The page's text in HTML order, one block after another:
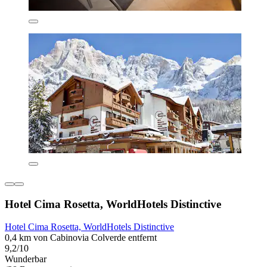
Hotel Cima Rosetta, WorldHotels Distinctive
Hotel Cima Rosetta, WorldHotels Distinctive
0,4 km von Cabinovia Colverde entfernt
9,2/10
Wunderbar